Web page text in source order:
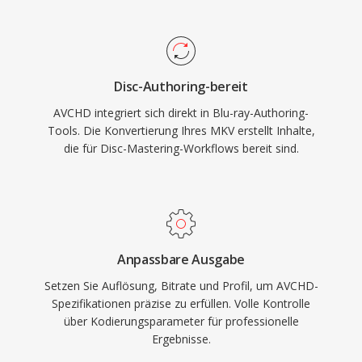
Spezifikation mit Playlist-Dateien zur
Navigation aufgenommener Clips, was es bei
Aufnahme auf kompatible Disc-Medien mit Blu-
ray-Playern kompatibel macht. Eine erweiterte
Version, AVCHD 2.0, fügte Unterstützung für
1080/60p-Progressive-Aufnahme und 3D-
und von allen großen
Disc-Authoring-bereit
AVCHD integriert sich direkt in Blu-ray-Authoring-
Tools. Die Konvertierung Ihres MKV erstellt Inhalte,
die für Disc-Mastering-Workflows bereit sind.
Anpassbare Ausgabe
Setzen Sie Auflösung, Bitrate und Profil, um AVCHD-
Spezifikationen präzise zu erfüllen. Volle Kontrolle
über Kodierungsparameter für professionelle
Ergebnisse.